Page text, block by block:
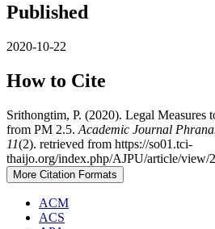
Published
2020-10-22
How to Cite
Srithongtim, P. (2020). Legal Measures
from PM 2.5. Academic Journal
11(2). retrieved from https://so01.tci-
thaijo.org/index.php/AJPU/article/view/
More Citation Formats
ACM
ACS